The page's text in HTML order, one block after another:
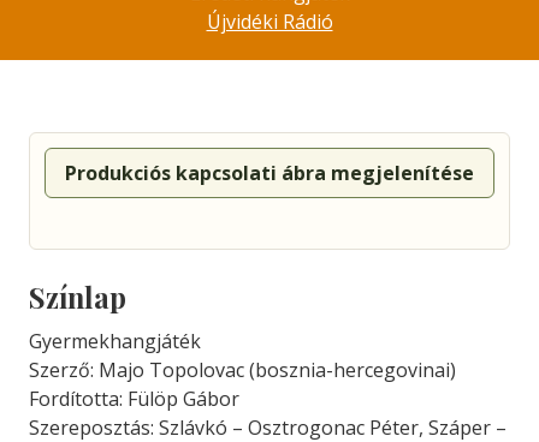
Újvidéki Rádió
Produkciós kapcsolati ábra megjelenítése
Színlap
Gyermekhangjáték
Szerző: Majo Topolovac (bosznia-hercegovinai)
Fordította: Fülöp Gábor
Szereposztás: Szlávkó – Osztrogonac Péter, Száper –